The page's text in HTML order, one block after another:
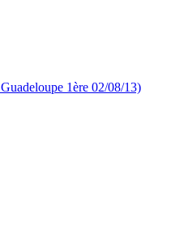
1ère 02/08/13)